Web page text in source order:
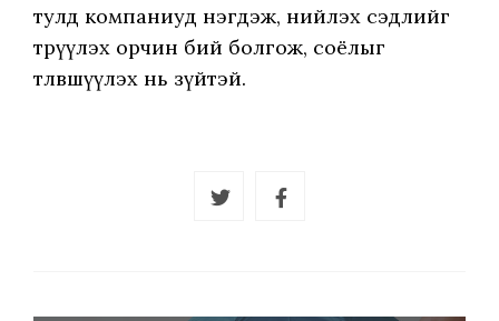
тулд компаниуд нэгдэж, нийлэх сэдлийг
төрүүлэх орчин бий болгож, соёлыг
төлөвшүүлэх нь зүйтэй.